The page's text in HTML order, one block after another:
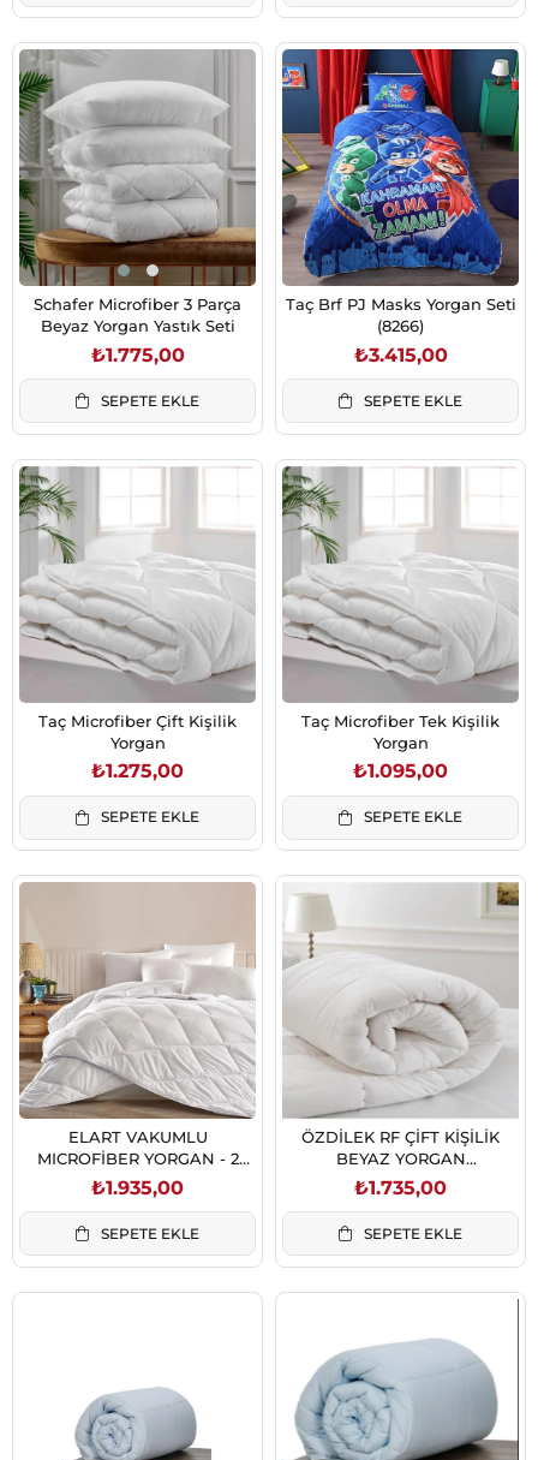
Schafer Microfiber 3 Parça
Beyaz Yorgan Yastık Seti
₺1.775,00
SEPETE EKLE
Taç Brf PJ Masks Yorgan Seti
(8266)
₺3.415,00
SEPETE EKLE
Taç Microfiber Çift Kişilik
Yorgan
₺1.275,00
SEPETE EKLE
Taç Microfiber Tek Kişilik
Yorgan
₺1.095,00
SEPETE EKLE
ELART VAKUMLU
MICROFİBER YORGAN - 2
YASTIK SET
₺1.935,00
SEPETE EKLE
ÖZDİLEK RF ÇİFT KİŞİLİK
BEYAZ YORGAN
(8697353200809)
₺1.735,00
SEPETE EKLE